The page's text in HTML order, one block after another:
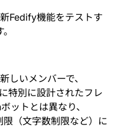
Fedify機能をテストす
しいメンバーで、
特別に設計されたフレ
ットとは異なり、
（文字数制限など）に